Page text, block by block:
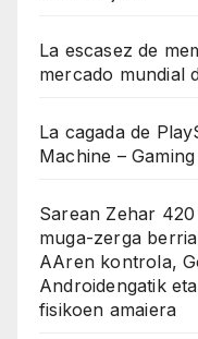
La escasez de
mercado mundial
La cagada de
Machine –
Sarean Zehar
muga-zerga
AAren kontrola,
Androidengatik
fisikoen amaiera